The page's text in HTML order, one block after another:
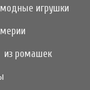
модные игрушки
из ромашек